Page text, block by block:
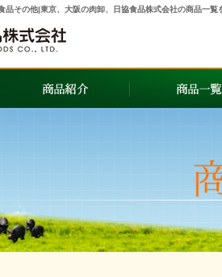
品その他|東京、大阪の肉卸、日協食品株式会社の商品一覧